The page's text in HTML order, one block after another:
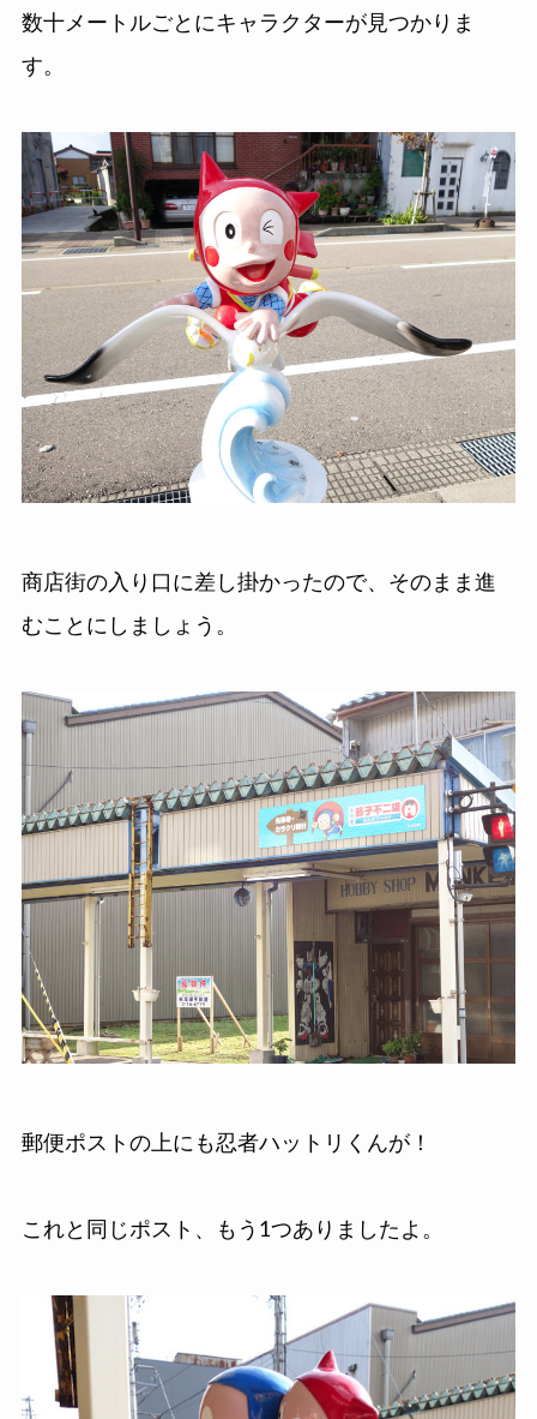
数十メートルごとにキャラクターが見つかりま
す。
商店街の入り口に差し掛かったので、そのまま進
むことにしましょう。
郵便ポストの上にも忍者ハットリくんが！
これと同じポスト、もう1つありましたよ。